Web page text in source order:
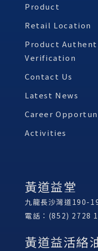
Product
Retail Location
Product
Verification
Contact Us
Latest News
Career
Activities
黃道益堂
九龍長沙灣道190-
電話：(852) 2728
黃道益活絡